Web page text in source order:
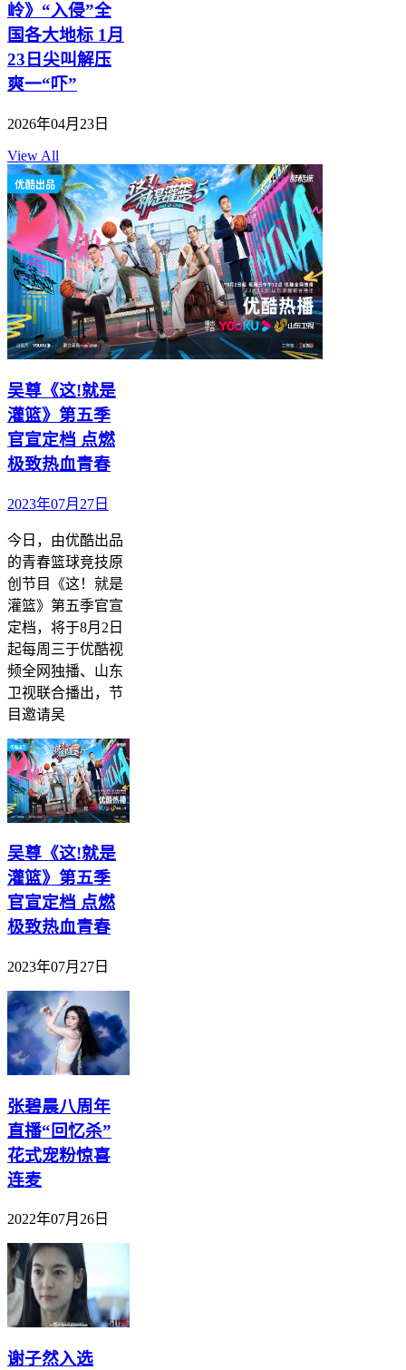
岭》“入侵”全
国各大地标 1月
23日尖叫解压
爽一“吓”
2026年04月23日
View All
吴尊《这!就是
灌篮》第五季
官宣定档 点燃
极致热血青春
2023年07月27日
今日，由优酷出品
的青春篮球竞技原
创节目《这！就是
灌篮》第五季官宣
定档，将于8月2日
起每周三于优酷视
频全网独播、山东
卫视联合播出，节
目邀请吴
吴尊《这!就是
灌篮》第五季
官宣定档 点燃
极致热血青春
2023年07月27日
张碧晨八周年
直播“回忆杀”
花式宠粉惊喜
连麦
2022年07月26日
谢子然入选